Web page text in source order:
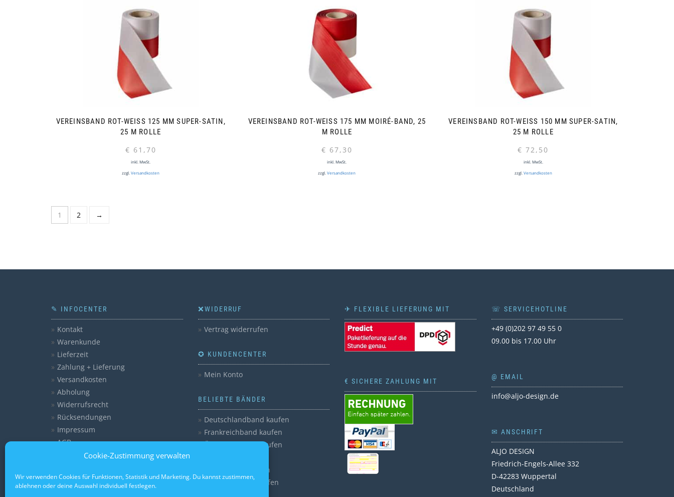
Cookie-Zustimmung verwalten
Wir verwenden Cookies für Funktionen, Statistik und Marketing. Du kannst zustimmen,
ablehnen oder deine Auswahl individuell festlegen.
VEREINSBAND ROT-WEISS 125 MM SUPER-SATIN, 2
5 M ROLLE
€ 61,70
inkl. MwSt.
zzgl.Versandkosten
VEREINSBAND ROT-WEISS 175 MM MOIRÉ-BAND, 25 M
ROLLE
€ 67,30
inkl. MwSt.
zzgl.Versandkosten
VEREINSBAND ROT-WEISS 150 MM SUPER-SATIN, 2
5 M ROLLE
€ 72,50
inkl. MwSt.
zzgl. Versandkosten
1 2 →
✎ INFOCENTER
Kontakt
Warenkunde
Lieferzeit
Zahlung + Lieferung
Versandkosten
Abholung
Widerrufsrecht
Rücksendungen
Impressum
AGB
Datenschutzerklärung
❌WIDERRUF
Vertrag widerrufen
✪ KUNDENCENTER
Mein Konto
BELIEBTE BÄNDER
Deutschlandband kaufen
Frankreichband kaufen
Österreichband kaufen
Bayernband kaufen
Vereinsbänder kaufen
✈ FLEXIBLE LIEFERUNG MIT
€ SICHERE ZAHLUNG MIT
☏ SERVICEHOTLINE
+49 (0)202 97 49 55 0
09.00 bis 17.00 Uhr
@ EMAIL
info@aljo-design.de
✉ ANSCHRIFT
ALJO DESIGN
Friedrich-Engels-Allee 332
D-42283 Wuppertal
Deutschland